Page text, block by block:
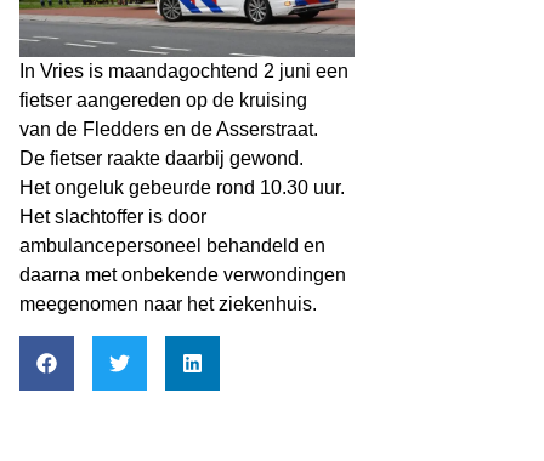
In Vries is maandagochtend 2 juni een
fietser aangereden op de kruising
van de Fledders en de Asserstraat.
De fietser raakte daarbij gewond.
Het ongeluk gebeurde rond 10.30 uur.
Het slachtoffer is door
ambulancepersoneel behandeld en
daarna met onbekende verwondingen
meegenomen naar het ziekenhuis.